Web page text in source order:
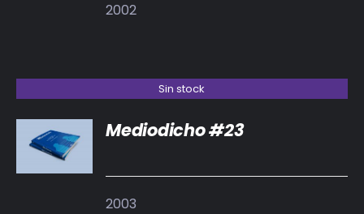
2002
Sin stock
DETALLES
Mediodicho #23
2003